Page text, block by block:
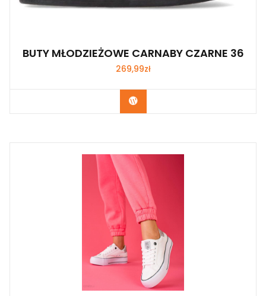
BUTY MŁODZIEŻOWE CARNABY CZARNE 36
269,99zł
Kup Teraz